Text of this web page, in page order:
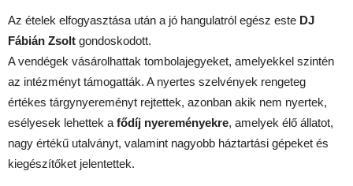
Az ételek elfogyasztása után a jó hangulatról egész este DJ
Fábián Zsolt gondoskodott.
A vendégek vásárolhattak tombolajegyeket, amelyekkel szintén
az intézményt támogatták. A nyertes szelvények rengeteg
értékes tárgynyereményt rejtettek, azonban akik nem nyertek,
esélyesek lehettek a fődíj nyereményekre, amelyek élő állatot,
nagy értékű utalványt, valamint nagyobb háztartási gépeket és
kiegészítőket jelentettek.